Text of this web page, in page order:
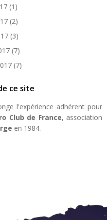
(1)
(2)
(3)
(7)
(7)
ce site
l'expérience adhérent pour
Club de France, association
en 1984.